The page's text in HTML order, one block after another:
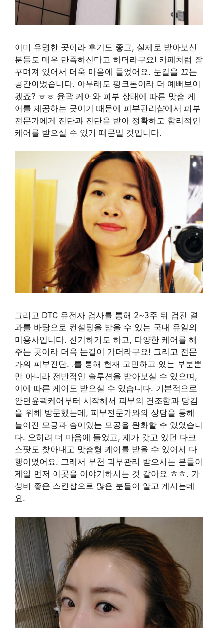
이미 유명한 곳이라 후기도 좋고, 실제로 받아보신
분들도 매우 만족하신다고 하더라구요! 카페처럼 잘
꾸며져 있어서 더욱 마음에 들었어요. 눈길을 끄는
공간이었습니다. 아무래도 핑크톤이라 더 예뻐보이
겠죠? ㅎㅎ 윤곽 케어와 피부 상태에 따른 맞춤 케
어를 제공하는 곳이기 때문에 피부관리샵에서 피부
전문가에게 진단과 진단을 받아 정확하고 합리적인
케어를 받으실 수 있기 때문일 것입니다.
그리고 DTC 유전자 검사를 통해 2~3주 뒤 검진 결
과를 바탕으로 컨설팅을 받을 수 있는 국내 유일의
미용사입니다. 신기하기도 하고, 다양한 케어를 해
주는 곳이라 더욱 눈길이 가더라구요! 그리고 전문
가의 피부진단. .를 통해 현재 고민하고 있는 부분뿐
만 아니라 전반적인 솔루션을 받아보실 수 있으며,
이에 따른 케어도 받으실 수 있습니다. 기본적으로
안면윤곽케어부터 시작해서 피부의 건조함과 당김
을 위해 방문했는데, 피부전문가와의 상담을 통해
늘어진 모공과 숨어있는 모공을 완화할 수 있었습니
다. 오히려 더 마음에 들었고, 제가 갖고 있던 다크
스팟도 찾아내고 맞춤형 케어를 받을 수 있어서 다
행이었어요. 그래서 부천 피부관리 받으시는 분들이
제일 먼저 이곳을 이야기하시는 것 같아요 ㅎㅎ. 가
성비 좋은 스킨샵으로 많은 분들이 알고 계시는데
요.